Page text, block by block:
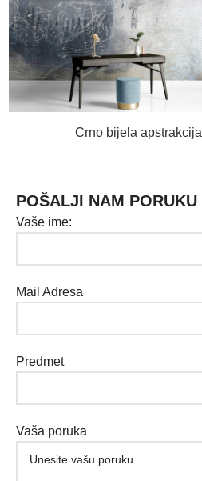
Crno bijela apstrakcija
POŠALJI NAM PORUKU
Vaše ime:
Mail Adresa
Predmet
Vaša poruka